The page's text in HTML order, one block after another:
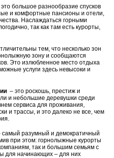
большое разнообразие спусков
и комфортные пансионы и отели,
Наслаждаться горными
так как там есть курорты,
тем, что несколько зон
зону и сообщаются
Это излюбленное место отдыха
услуги здесь невысоки и
– это роскошь, престиж и
и небольшие деревушки среди
сервиса для проживания,
и трассы, и это далеко не все, чем
самый разумный и демократичный
при этом: горнолыжные курорты
так и большим семьям с
для начинающих – для них